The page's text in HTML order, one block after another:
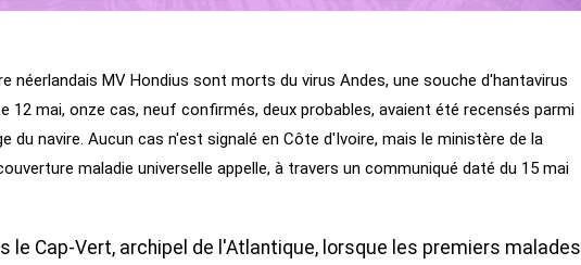
néerlandais MV Hondius sont morts du virus Andes, une souche d'hantavirus
12 mai, onze cas, neuf confirmés, deux probables, avaient été recensés parmi
du navire. Aucun cas n'est signalé en Côte d'Ivoire, mais le ministère de la
maladie universelle appelle, à travers un communiqué daté du 15 mai
le Cap-Vert, archipel de l'Atlantique, lorsque les premiers malades